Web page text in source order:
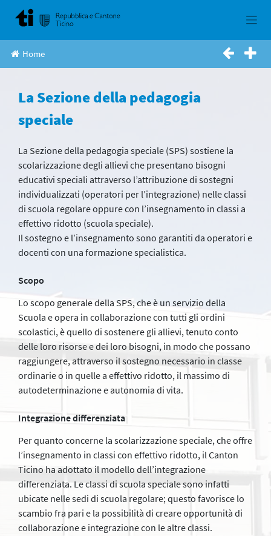
Home
La Sezione della pedagogia
speciale
La Sezione della pedagogia speciale (SPS) sostiene la
scolarizzazione degli allievi che presentano bisogni
educativi speciali attraverso l’attribuzione di sostegni
individualizzati (operatori per l’integrazione) nelle classi
di scuola regolare oppure con l’insegnamento in classi a
effettivo ridotto (scuola speciale).
Il sostegno e l’insegnamento sono garantiti da operatori e
docenti con una formazione specialistica.
Scopo
Lo scopo generale della SPS, che è un servizio della
Scuola e opera in collaborazione con tutti gli ordini
scolastici, è quello di sostenere gli allievi, tenuto conto
delle loro risorse e dei loro bisogni, in modo che possano
raggiungere, attraverso il sostegno necessario in classe
ordinarie o in quelle a effettivo ridotto, il massimo di
autodeterminazione e autonomia di vita.
Integrazione differenziata
Per quanto concerne la scolarizzazione speciale, che offre
l’insegnamento in classi con effettivo ridotto, il Canton
Ticino ha adottato il modello dell’integrazione
differenziata. Le classi di scuola speciale sono infatti
ubicate nelle sedi di scuola regolare; questo favorisce lo
scambio fra pari e la possibilità di creare opportunità di
collaborazione e integrazione con le altre classi.